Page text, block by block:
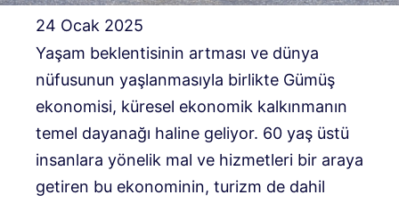
24 Ocak 2025
Yaşam beklentisinin artması ve dünya
nüfusunun yaşlanmasıyla birlikte Gümüş
ekonomisi, küresel ekonomik kalkınmanın
temel dayanağı haline geliyor. 60 yaş üstü
insanlara yönelik mal ve hizmetleri bir araya
getiren bu ekonominin, turizm de dahil